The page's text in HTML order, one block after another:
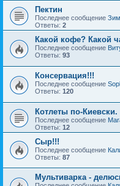
Пектин
Последнее сообщение
Ответы: 2
Какой кофе? Какой
Последнее сообщение
Ответы: 93
Консервация!!!
Последнее сообщение
Ответы: 120
Котлеты по-Киевски.
Последнее сообщение
Ответы: 12
Сыр!!!
Последнее сообщение
Ответы: 87
Мультиварка -